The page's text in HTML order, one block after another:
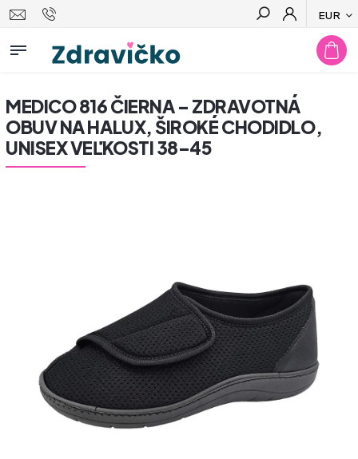
EUR
Hľadať
MEDICO 816 ČIERNA – ZDRAVOTNÁ
OBUV NA HALUX, ŠIROKÉ CHODIDLO,
UNISEX VEĽKOSTI 38–45